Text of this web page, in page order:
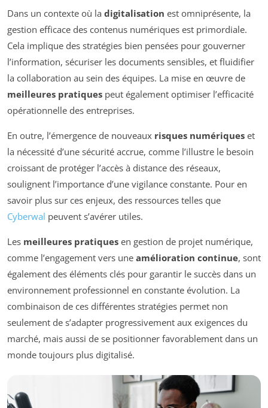
Dans un contexte où la digitalisation est omniprésente, la
gestion efficace des contenus numériques est primordiale.
Cela implique des stratégies bien pensées pour gouverner
l’information, sécuriser les documents sensibles, et fluidifier
la collaboration au sein des équipes. La mise en œuvre de
meilleures pratiques peut également optimiser l’efficacité
opérationnelle des entreprises.
En outre, l’émergence de nouveaux risques numériques et
la nécessité d’une sécurité accrue, comme l’illustre le besoin
croissant de protéger l’accès à distance des réseaux,
soulignent l’importance d’une vigilance constante. Pour en
savoir plus sur ces enjeux, des ressources telles que
Cyberwal peuvent s’avérer utiles.
Les meilleures pratiques en gestion de projet numérique,
comme l’engagement vers une amélioration continue, sont
également des éléments clés pour garantir le succès dans un
environnement professionnel en constante évolution. La
combinaison de ces différentes stratégies permet non
seulement de s’adapter progressivement aux exigences du
marché, mais aussi de se positionner favorablement dans un
monde toujours plus digitalisé.